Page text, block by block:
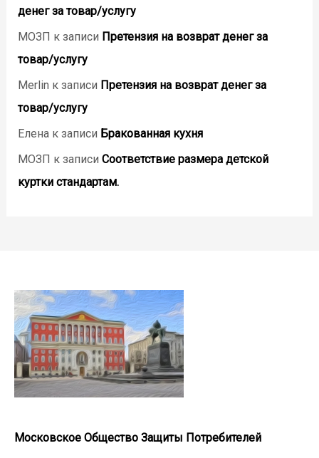
денег за товар/услугу
МОЗП к записи Претензия на возврат денег за
товар/услугу
Merlin к записи Претензия на возврат денег за
товар/услугу
Еленак записи Бракованная кухня
МОЗП к записи Соответствие размера детской
куртки стандартам.
Московское Общество Защиты Потребителей